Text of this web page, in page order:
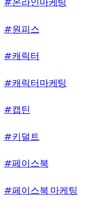
#원피스
#캐릭터
#캐릭터마케팅
#캡틴
#키덜트
#페이스북
#페이스북 마케팅